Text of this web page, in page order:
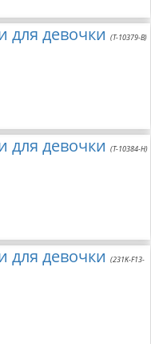
для девочки (T-10379-B)
для девочки (T-10384-H)
для девочки (231K-F13-